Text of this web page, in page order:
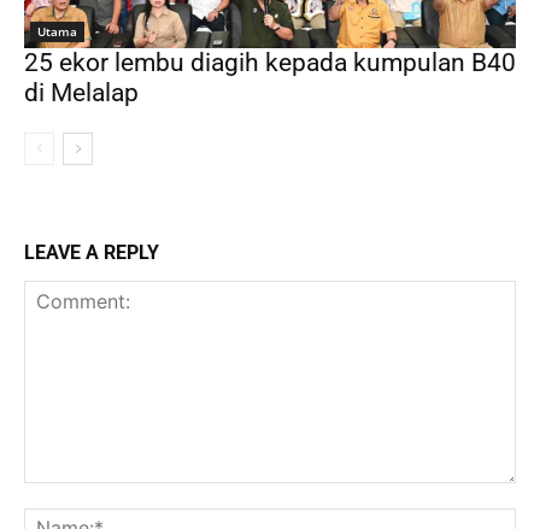
Utama
25 ekor lembu diagih kepada kumpulan B40
di Melalap
LEAVE A REPLY